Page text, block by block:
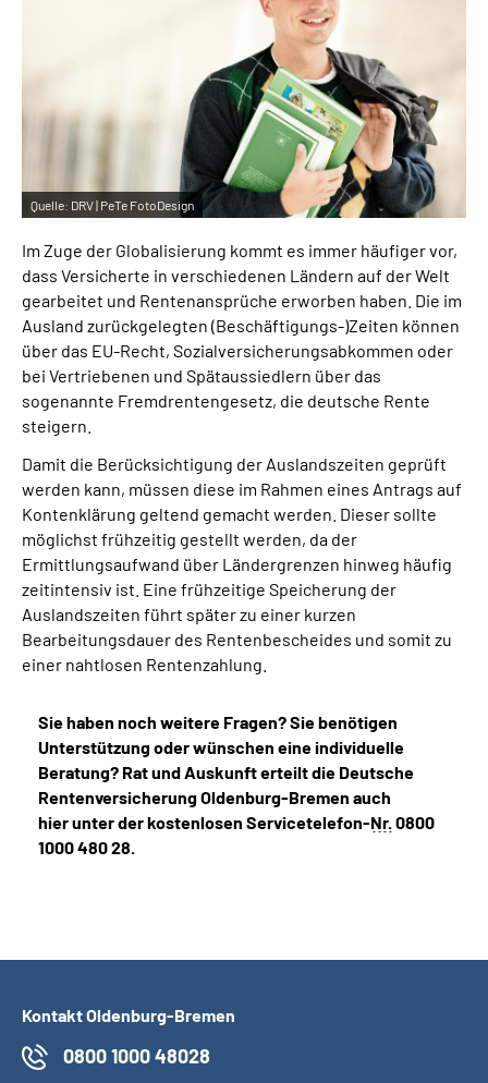
Inhalte in Gebärdensprache (DGS)
Mein Kundenportal
Quelle: DRV | PeTe FotoDesign
Im Zuge der Globalisierung kommt es immer häufiger vor,
dass Versicherte in verschiedenen Ländern auf der Welt
gearbeitet und Rentenansprüche erworben haben. Die im
Ausland zurückgelegten (Beschäftigungs-)Zeiten können
über das EU-Recht, Sozialversicherungsabkommen oder
bei Vertriebenen und Spätaussiedlern über das
sogenannte Fremdrentengesetz, die deutsche Rente
steigern.
Damit die Berücksichtigung der Auslandszeiten geprüft
werden kann, müssen diese im Rahmen eines Antrags auf
Kontenklärung geltend gemacht werden. Dieser sollte
möglichst frühzeitig gestellt werden, da der
Ermittlungsaufwand über Ländergrenzen hinweg häufig
zeitintensiv ist. Eine frühzeitige Speicherung der
Auslandszeiten führt später zu einer kurzen
Bearbeitungsdauer des Rentenbescheides und somit zu
einer nahtlosen Rentenzahlung.
Sie haben noch weitere Fragen? Sie benötigen
Unterstützung oder wünschen eine individuelle
Beratung? Rat und Auskunft erteilt die Deutsche
Rentenversicherung Oldenburg-Bremen auch
hier unter der kostenlosen Servicetelefon-Nr.0800
1000 480 28.
Kontakt Oldenburg-Bremen
0800 1000 48028